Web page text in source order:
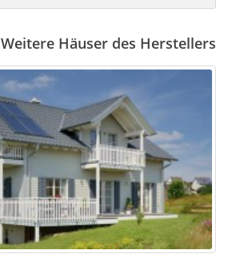
Weitere Häuser des Herstellers